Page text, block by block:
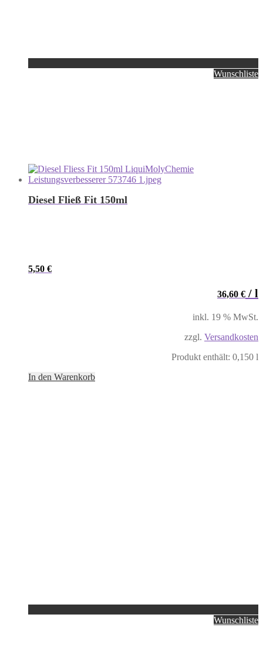
Wunschliste
Diesel Fließ Fit 150ml
5,50 €
36,60 € / l
inkl. 19 % MwSt.
zzgl. Versandkosten
Produkt enthält: 0,150 l
In den Warenkorb
Wunschliste